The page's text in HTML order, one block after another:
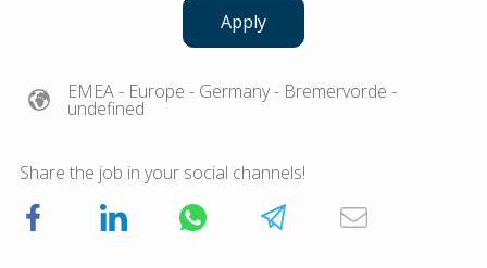
Apply
EMEA- Europe - Germany- Bremervorde -
undefined
Share the job in your social channels!